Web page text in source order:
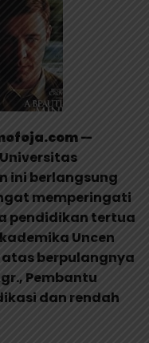
—
ini berlangsung
memperingati
pendidikan tertua
Uncen
berpulangnya
Pembantu
dan rendah